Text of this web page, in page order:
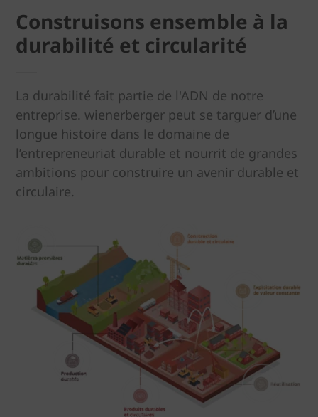
Construisons ensemble à la
durabilité et circularité
La durabilité fait partie de l'ADN de notre
entreprise. wienerberger peut se targuer d’une
longue histoire dans le domaine de
l’entrepreneuriat durable et nourrit de grandes
ambitions pour construire un avenir durable et
circulaire.